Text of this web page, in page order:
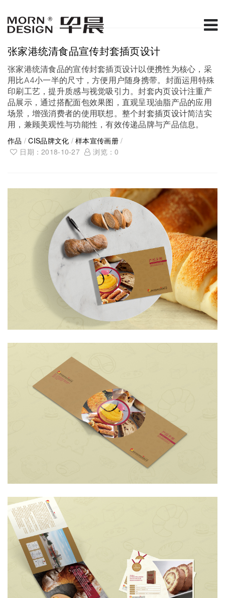
张家港统清食品宣传封套插页设计
张家港统清食品的宣传封套插页设计以便携性为核心，采
用比A4小一半的尺寸，方便用户随身携带。封面运用特殊
印刷工艺，提升质感与视觉吸引力。封套内页设计注重产
品展示，通过搭配面包效果图，直观呈现油脂产品的应用
场景，增强消费者的使用联想。整个封套插页设计简洁实
用，兼顾美观性与功能性，有效传递品牌与产品信息。
作品 /CIS品牌文化 /样本宣传画册/
日期：2018-10-27
浏览：0